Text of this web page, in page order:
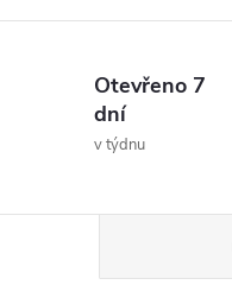
Otevřeno 7
dní
v týdnu